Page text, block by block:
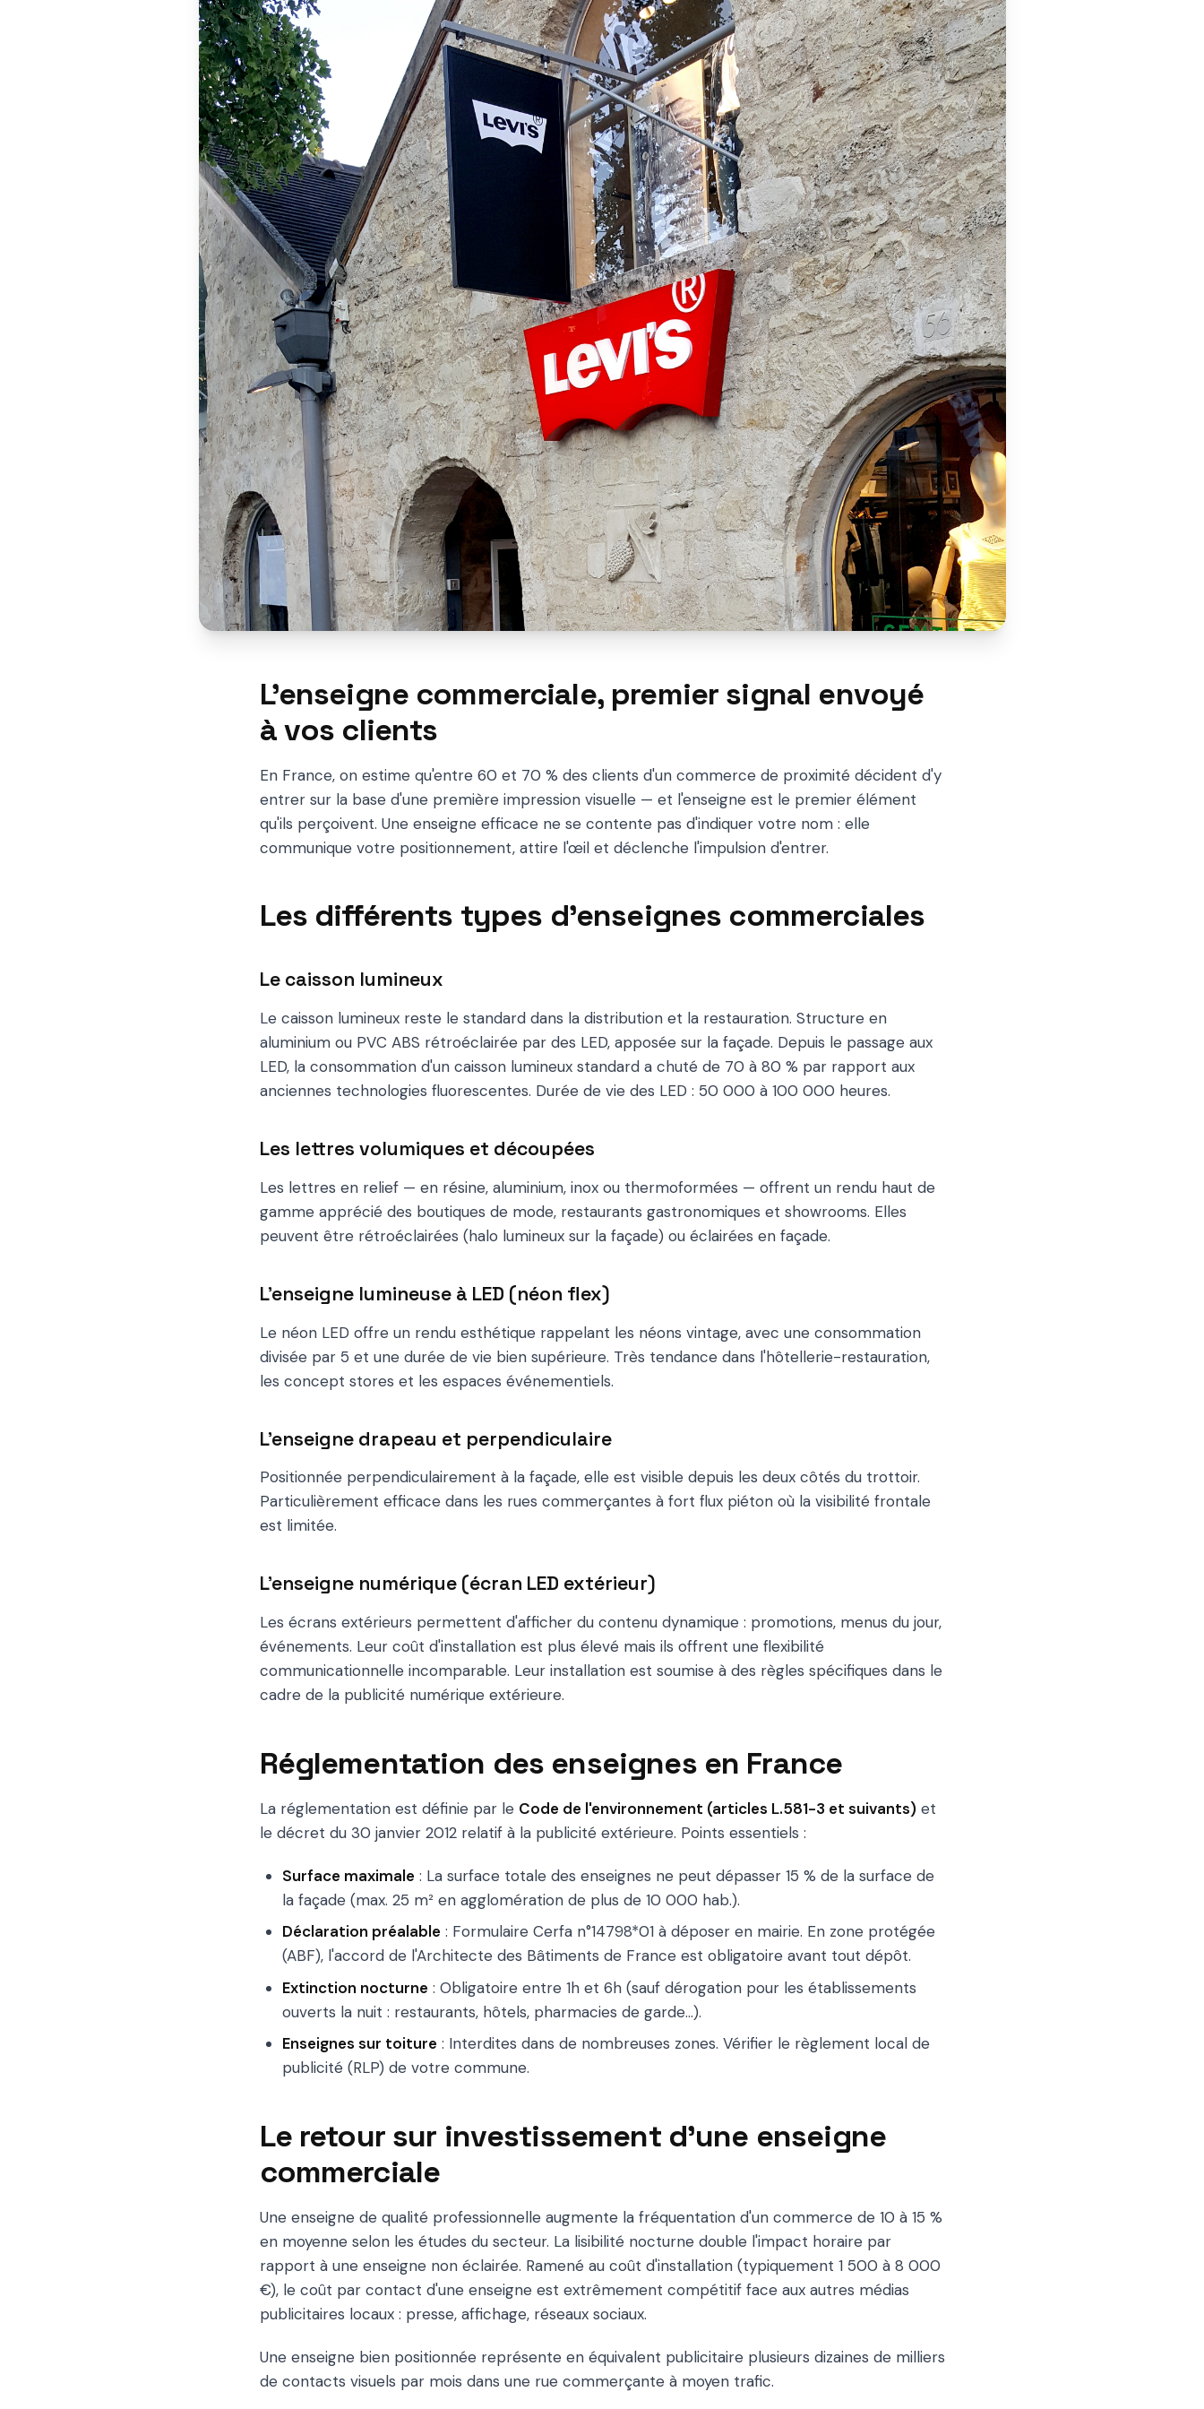
L'enseigne commerciale, premier signal envoyé
à vos clients
En France, on estime qu'entre 60 et 70 % des clients d'un commerce de proximité décident d'y
entrer sur la base d'une première impression visuelle — et l'enseigne est le premier élément
qu'ils perçoivent. Une enseigne efficace ne se contente pas d'indiquer votre nom : elle
communique votre positionnement, attire l'œil et déclenche l'impulsion d'entrer.
Les différents types d'enseignes commerciales
Le caisson lumineux
Le caisson lumineux reste le standard dans la distribution et la restauration. Structure en
aluminium ou PVC ABS rétroéclairée par des LED, apposée sur la façade. Depuis le passage aux
LED, la consommation d'un caisson lumineux standard a chuté de 70 à 80 % par rapport aux
anciennes technologies fluorescentes. Durée de vie des LED : 50 000 à 100 000 heures.
Les lettres volumiques et découpées
Les lettres en relief — en résine, aluminium, inox ou thermoformées — offrent un rendu haut de
gamme apprécié des boutiques de mode, restaurants gastronomiques et showrooms. Elles
peuvent être rétroéclairées (halo lumineux sur la façade) ou éclairées en façade.
L'enseigne lumineuse à LED (néon flex)
Le néon LED offre un rendu esthétique rappelant les néons vintage, avec une consommation
divisée par 5 et une durée de vie bien supérieure. Très tendance dans l'hôtellerie-restauration,
les concept stores et les espaces événementiels.
L'enseigne drapeau et perpendiculaire
Positionnée perpendiculairement à la façade, elle est visible depuis les deux côtés du trottoir.
Particulièrement efficace dans les rues commerçantes à fort flux piéton où la visibilité frontale
est limitée.
L'enseigne numérique (écran LED extérieur)
Les écrans extérieurs permettent d'afficher du contenu dynamique : promotions, menus du jour,
événements. Leur coût d'installation est plus élevé mais ils offrent une flexibilité
communicationnelle incomparable. Leur installation est soumise à des règles spécifiques dans le
cadre de la publicité numérique extérieure.
Réglementation des enseignes en France
La réglementation est définie par le Code de l'environnement (articles L.581-3 et suivants) et
le décret du 30 janvier 2012 relatif à la publicité extérieure. Points essentiels :
Surface maximale : La surface totale des enseignes ne peut dépasser 15 % de la surface de
la façade (max. 25 m² en agglomération de plus de 10 000 hab.).
Déclaration préalable : Formulaire Cerfa n°14798*01 à déposer en mairie. En zone protégée
(ABF), l'accord de l'Architecte des Bâtiments de France est obligatoire avant tout dépôt.
Extinction nocturne : Obligatoire entre 1h et 6h (sauf dérogation pour les établissements
ouverts la nuit : restaurants, hôtels, pharmacies de garde...).
Enseignes sur toiture : Interdites dans de nombreuses zones. Vérifier le règlement local de
publicité (RLP) de votre commune.
Le retour sur investissement d'une enseigne
commerciale
Une enseigne de qualité professionnelle augmente la fréquentation d'un commerce de 10 à 15 %
en moyenne selon les études du secteur. La lisibilité nocturne double l'impact horaire par
rapport à une enseigne non éclairée. Ramené au coût d'installation (typiquement 1 500 à 8 000
€), le coût par contact d'une enseigne est extrêmement compétitif face aux autres médias
publicitaires locaux : presse, affichage, réseaux sociaux.
Une enseigne bien positionnée représente en équivalent publicitaire plusieurs dizaines de milliers
de contacts visuels par mois dans une rue commerçante à moyen trafic.